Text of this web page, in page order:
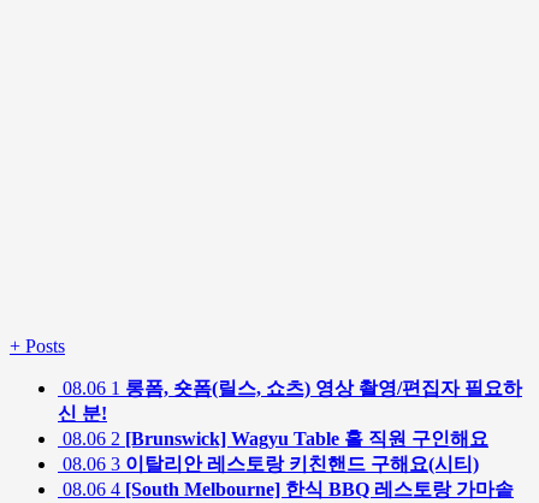
+ Posts
08.06 1 롱폼, 숏폼(릴스, 쇼츠) 영상 촬영/편집자 필요하
신 분!
08.06 2 [Brunswick] Wagyu Table 홀 직원 구인해요
08.06 3 이탈리안 레스토랑 키친핸드 구해요(시티)
08.06 4 [South Melbourne] 한식 BBQ 레스토랑 가마솥